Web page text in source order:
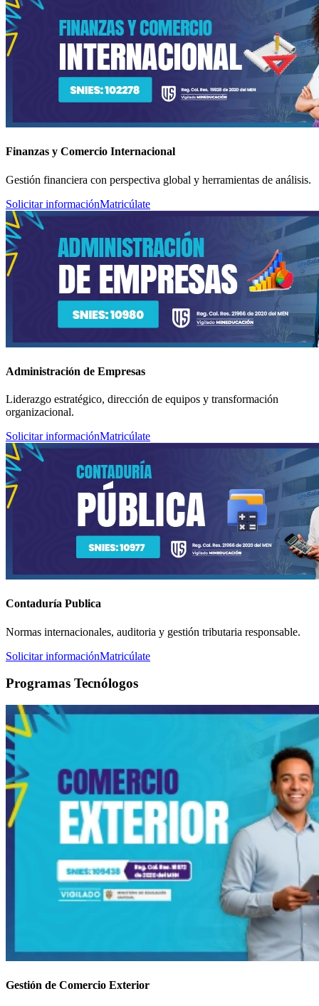
Finanzas y Comercio Internacional
Gestión financiera con perspectiva global y herramientas de análisis.
Solicitar informaciónMatricúlate
Administración de Empresas
Liderazgo estratégico, dirección de equipos y transformación
organizacional.
Solicitar informaciónMatricúlate
Contaduría Publica
Normas internacionales, auditoria y gestión tributaria responsable.
Solicitar informaciónMatricúlate
Programas Tecnólogos
Gestión de Comercio Exterior